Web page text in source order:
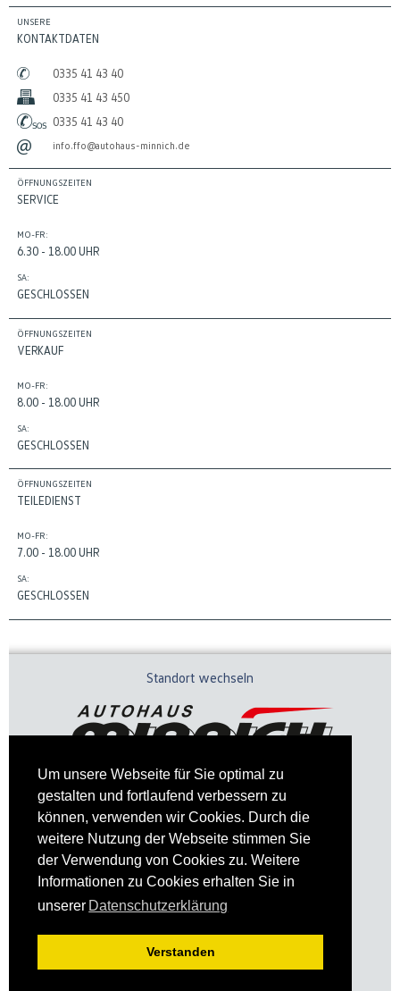
Um unsere Webseite für Sie optimal zu
gestalten und fortlaufend verbessern zu
können, verwenden wir Cookies. Durch die
weitere Nutzung der Webseite stimmen Sie
der Verwendung von Cookies zu. Weitere
Informationen zu Cookies erhalten Sie in
unserer Datenschutzerklärung
Verstanden
UNSERE
KONTAKTDATEN
0335 41 43 40
0335 41 43 450
0335 41 43 40
info.ffo@autohaus-minnich.de
ÖFFNUNGSZEITEN
SERVICE
MO-FR:
6.30 - 18.00 UHR
SA:
GESCHLOSSEN
ÖFFNUNGSZEITEN
VERKAUF
MO-FR:
8.00 - 18.00 UHR
SA:
GESCHLOSSEN
ÖFFNUNGSZEITEN
TEILEDIENST
MO-FR:
7.00 - 18.00 UHR
SA:
GESCHLOSSEN
Standort wechseln
Impressum Datenschutz